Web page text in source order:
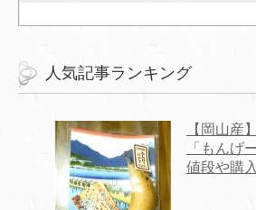
人気記事ランキング
【岡山産
「もんげ
値段や購